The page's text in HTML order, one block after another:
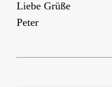
Liebe Grüße
Peter